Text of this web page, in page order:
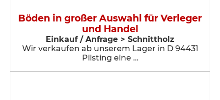
Böden in großer Auswahl für Verleger
und Handel
Einkauf / Anfrage > Schnittholz
Wir verkaufen ab unserem Lager in D 94431
Pilsting eine …